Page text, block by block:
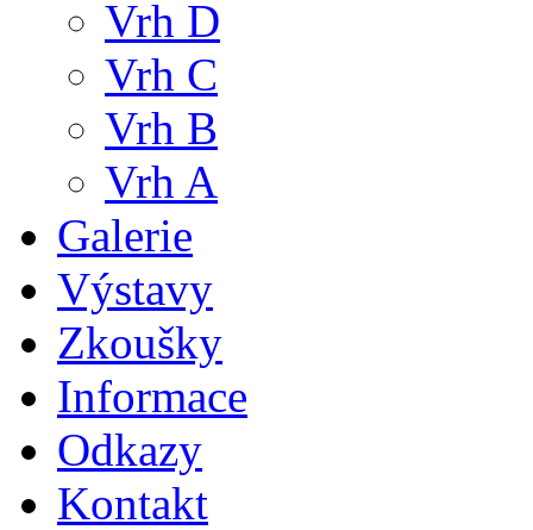
Vrh D
Vrh C
Vrh B
Vrh A
Galerie
Výstavy
Zkoušky
Informace
Odkazy
Kontakt